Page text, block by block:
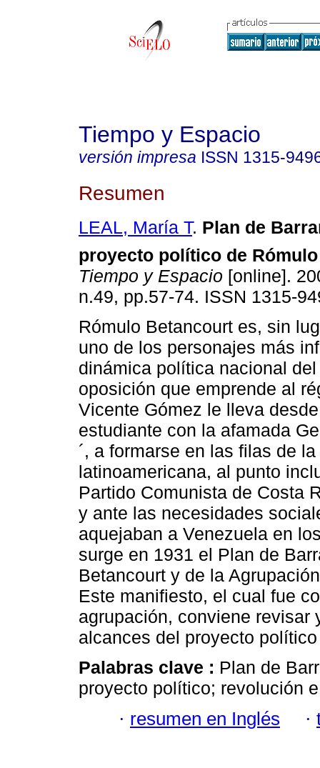
Tiempo y Espacio
versión impresa ISSN 1315-
Resumen
LEAL, María T. Plan de
proyecto político de
Tiempo y Espacio [online].
n.49, pp.57-74. ISSN 1315-
Rómulo Betancourt es, sin
uno de los personajes más
dinámica política nacional
oposición que emprende al
Vicente Gómez le lleva
estudiante con la afamada
´, a formarse en las filas de
latinoamericana, al punto
Partido Comunista de Costa
y ante las necesidades
aquejaban a Venezuela en
surge en 1931 el Plan de
Betancourt y de la
Este manifiesto, el cual fue
agrupación, conviene revisar
alcances del proyecto
Palabras clave : Plan de
proyecto político; revolución
· resumen en Inglés ·